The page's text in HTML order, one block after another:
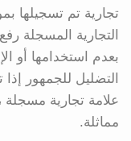
تجارية تم تسجيلها
التجارية المسجلة
بعدم استخدامها أو
التضليل للجمهور
علامة تجارية مسجلة
مماثلة.